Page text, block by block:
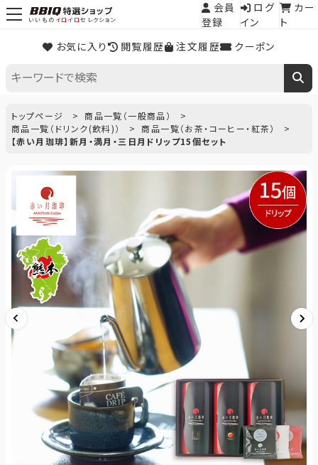
いいものイロイロセレクション
お気に入り 閲覧履歴 注文履歴 クーポン
会員
登録
ログ
イン
カー
ト
トップページ
商品一覧（一般商品）
商品一覧（ドリンク(飲料)）
商品一覧（お茶・コーヒー・紅茶）
【赤い月珈琲】新月・満月・三日月ドリップ15個セット